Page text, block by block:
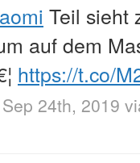
Teil sieht
auf dem
https://t.co/
24th, 2019